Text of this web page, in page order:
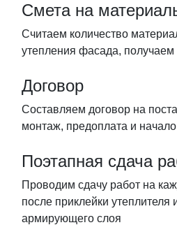
Смета на
Считаем количество
утепления фасада,
Договор
Составляем договор на
монтаж, предоплата и
Поэтапная сдача
Проводим сдачу работ на
после приклейки утеплителя
армирующего слоя